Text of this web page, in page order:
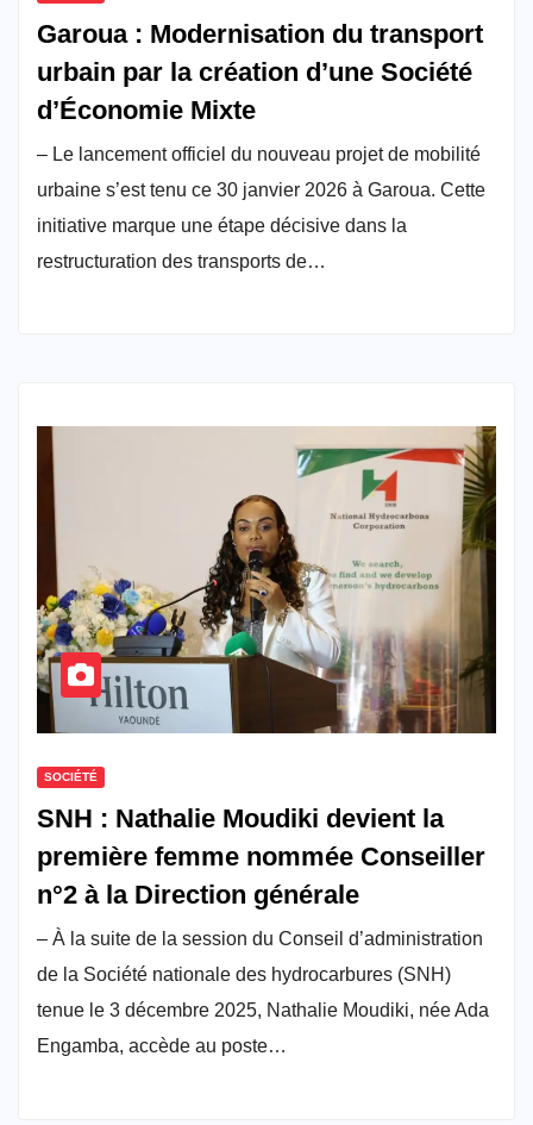
Garoua : Modernisation du transport
urbain par la création d’une Société
d’Économie Mixte
– Le lancement officiel du nouveau projet de mobilité
urbaine s’est tenu ce 30 janvier 2026 à Garoua. Cette
initiative marque une étape décisive dans la
restructuration des transports de…
SOCIÉTÉ
SNH : Nathalie Moudiki devient la
première femme nommée Conseiller
n°2 à la Direction générale
– À la suite de la session du Conseil d’administration
de la Société nationale des hydrocarbures (SNH)
tenue le 3 décembre 2025, Nathalie Moudiki, née Ada
Engamba, accède au poste…